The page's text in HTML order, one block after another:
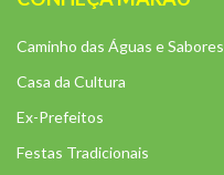
Caminho das Águas e Sabores
Casa da Cultura
Ex-Prefeitos
Festas Tradicionais